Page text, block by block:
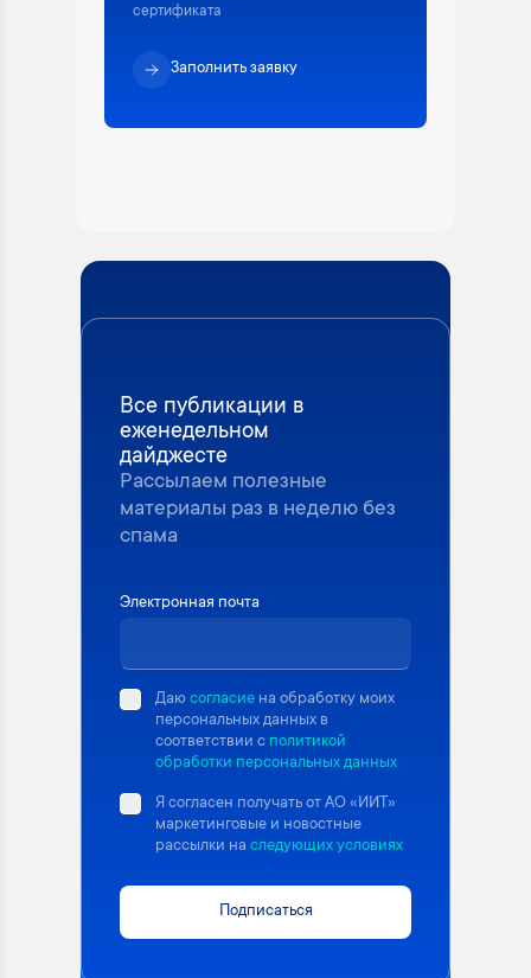
сертификата
Заполнить заявку
Все публикации в
еженедельном
дайджесте
Рассылаем полезные
материалы раз в неделю без
спама
Электронная почта
Даюсогласие на обработку моих
персональных данных в
соответствии с политикой
обработки персональных данных
Я согласен получать от АО «ИИТ»
маркетинговые и новостные
рассылки на следующих условиях
Подписаться